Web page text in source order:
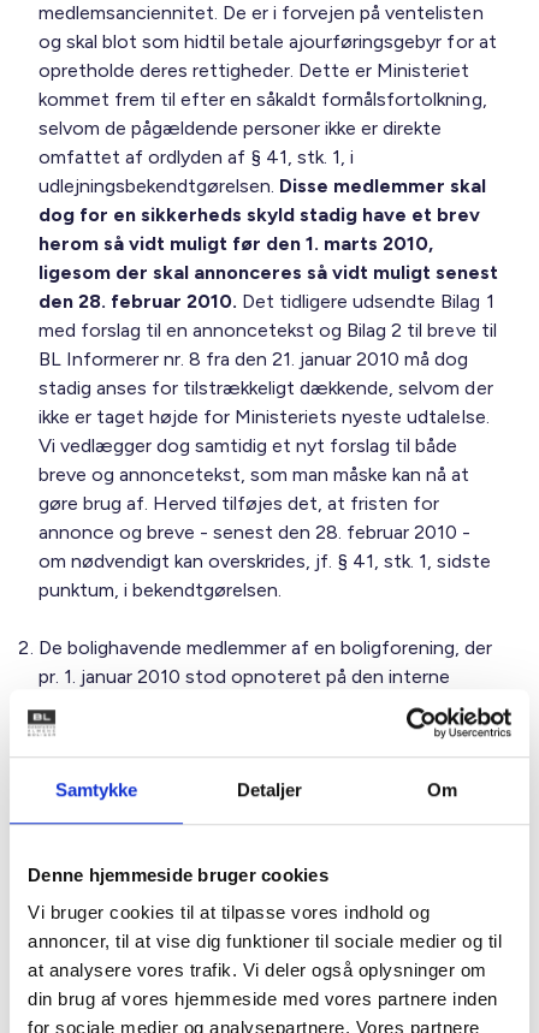
Samtykke Detaljer Om
Denne hjemmeside bruger cookies
Vi bruger cookies til at tilpasse vores indhold og
annoncer, til at vise dig funktioner til sociale medier og til
at analysere vores trafik. Vi deler også oplysninger om
din brug af vores hjemmeside med vores partnere inden
for sociale medier og analysepartnere. Vores partnere
medlemsanciennitet. De er i forvejen på ventelisten
og skal blot som hidtil betale ajourføringsgebyr for at
opretholde deres rettigheder. Dette er Ministeriet
kommet frem til efter en såkaldt formålsfortolkning,
selvom de pågældende personer ikke er direkte
omfattet af ordlyden af § 41, stk. 1, i
udlejningsbekendtgørelsen. Disse medlemmer skal
dog for en sikkerheds skyld stadig have et brev
herom så vidt muligt før den 1. marts 2010,
ligesom der skal annonceres så vidt muligt senest
den 28. februar 2010. Det tidligere udsendte Bilag 1
med forslag til en annoncetekst og Bilag 2 til breve til
BL Informerer nr. 8 fra den 21. januar 2010 må dog
stadig anses for tilstrækkeligt dækkende, selvom der
ikke er taget højde for Ministeriets nyeste udtalelse.
Vi vedlægger dog samtidig et nyt forslag til både
breve og annoncetekst, som man måske kan nå at
gøre brug af. Herved tilføjes det, at fristen for
annonce og breve - senest den 28. februar 2010 -
om nødvendigt kan overskrides, jf. § 41, stk. 1, sidste
punktum, i bekendtgørelsen.
De bolighavende medlemmer af en boligforening, der
pr. 1. januar 2010 stod opnoteret på den interne
oprykningsventeliste, men ikke på den almindelige
venteliste,
boligforeningen inden 1. juni 2010 for at bevare
deres medlemsanciennitet både på den
almindelige venteliste og på oprykningslisten.
til ud fra en nærmere fortolkning af formålet med de
nye regler i udlejningsbekendtgørelsen.
Disse lejere skal naturligvis stadig have brev herom så
vidt muligt inden den 1. marts 2010. Også her må det
udkast til brev, som vi udsendte som Bilag 3 til BL